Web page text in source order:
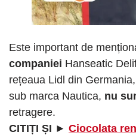
Este important de
companiei Hanseatic
rețeaua Lidl din
sub marca Nautica, nu
retragere.
CITIȚI ȘI ► Ciocolata